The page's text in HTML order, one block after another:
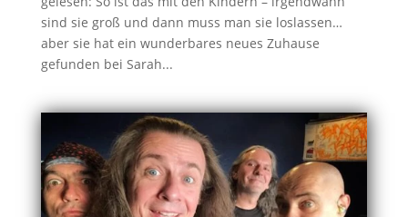
sind sie groß und dann muss man sie loslassen…
aber sie hat ein wunderbares neues Zuhause
gefunden bei Sarah...